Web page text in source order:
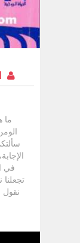
الله
في
ما
في
نقول